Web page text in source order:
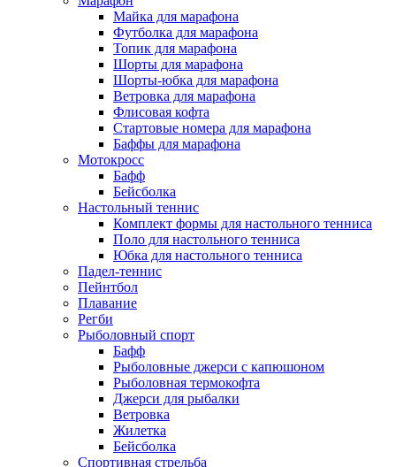
Майка для марафона
Футболка для марафона
Топик для марафона
Шорты для марафона
Шорты-юбка для марафона
Ветровка для марафона
Флисовая кофта
Стартовые номера для марафона
Баффы для марафона
Мотокросс
Бафф
Бейсболка
Настольный теннис
Комплект формы для настольного тенниса
Поло для настольного тенниса
Юбка для настольного тенниса
Падел-теннис
Пейнтбол
Плавание
Регби
Рыболовный спорт
Бафф
Рыболовные джерси с капюшоном
Рыболовная термокофта
Джерси для рыбалки
Ветровка
Жилетка
Бейсболка
Спортивная стрельба